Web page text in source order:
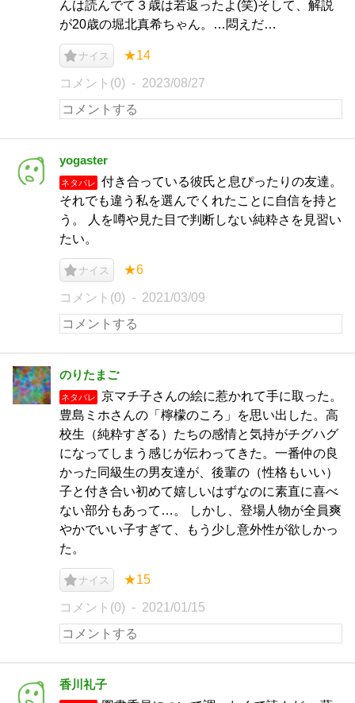
んは読んでて３歳は若返ったよ(笑)そして、解説
が20歳の堀北真希ちゃん。…悶えだ…
ナイス ★14
コメント(0) 2023/08/27
yogaster
ネタバレ
付き合っている彼氏と息ぴったりの友達。
それでも違う私を選んでくれたことに自信を持と
う。 人を噂や見た目で判断しない純粋さを見習い
たい。
ナイス ★6
コメント(0) 2021/03/09
のりたまご
ネタバレ
京マチ子さんの絵に惹かれて手に取った。
豊島ミホさんの「檸檬のころ」を思い出した。高
校生（純粋すぎる）たちの感情と気持がチグハグ
になってしまう感じが伝わってきた。一番仲の良
かった同級生の男友達が、後輩の（性格もいい）
子と付き合い初めて嬉しいはずなのに素直に喜べ
ない部分もあって…。 しかし、登場人物が全員爽
やかでいい子すぎて、もう少し意外性が欲しかっ
た。
ナイス ★15
コメント(0) 2021/01/15
香川礼子